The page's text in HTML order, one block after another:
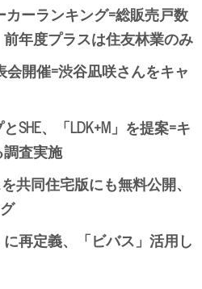
ーランキング=総販売戸数
年度プラスは住友林業のみ
会開催=渋谷凪咲さんをキャ
SHE、「LDK+M」を提案=キ
査実施
共同住宅版にも無料公開、
再定義、「ビバス」活用し